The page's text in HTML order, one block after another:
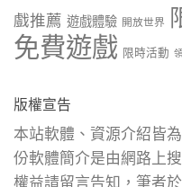
戲推薦 遊戲體驗 開放世界
免費遊戲 限時活動
版權宣告
本站軟體、資源介紹皆
份軟體簡介是由網路上
權益請留言告知，筆者